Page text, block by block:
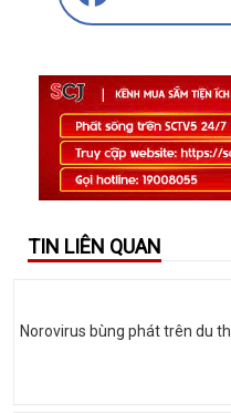
TIN LIÊN QUAN
Norovirus bùng phát trên du